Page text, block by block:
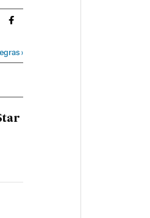
El País Brasil en Twitter
El País Brasil en Instagram
Cultura El País Brasil en Facebook
›